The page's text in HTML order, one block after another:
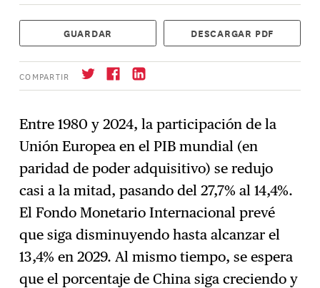
GUARDAR DESCARGAR PDF
COMPARTIR
→ Suscríbase
Entre 1980 y 2024, la participación de la
Unión Europea en el PIB mundial (en
paridad de poder adquisitivo) se redujo
casi a la mitad, pasando del 27,7% al 14,4%.
El Fondo Monetario Internacional prevé
que siga disminuyendo hasta alcanzar el
13,4% en 2029. Al mismo tiempo, se espera
que el porcentaje de China siga creciendo y